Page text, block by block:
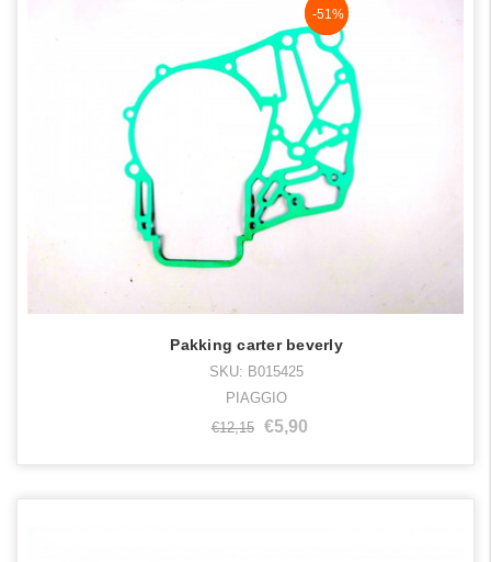
NaN%
-51%
Pakking carter beverly
SKU: B015425
PIAGGIO
€12,15
€5,90